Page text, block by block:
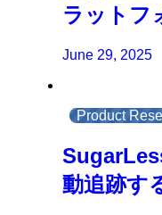
ラットフ
June 29, 2025
Product
動追跡す